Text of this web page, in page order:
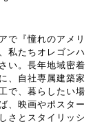
で『憧れのアメリ
私たちオレゴンハ
い。長年地域密着
、自社専属建築家
で、暮らしたい場
、映画やポスター
さとスタイリッシ